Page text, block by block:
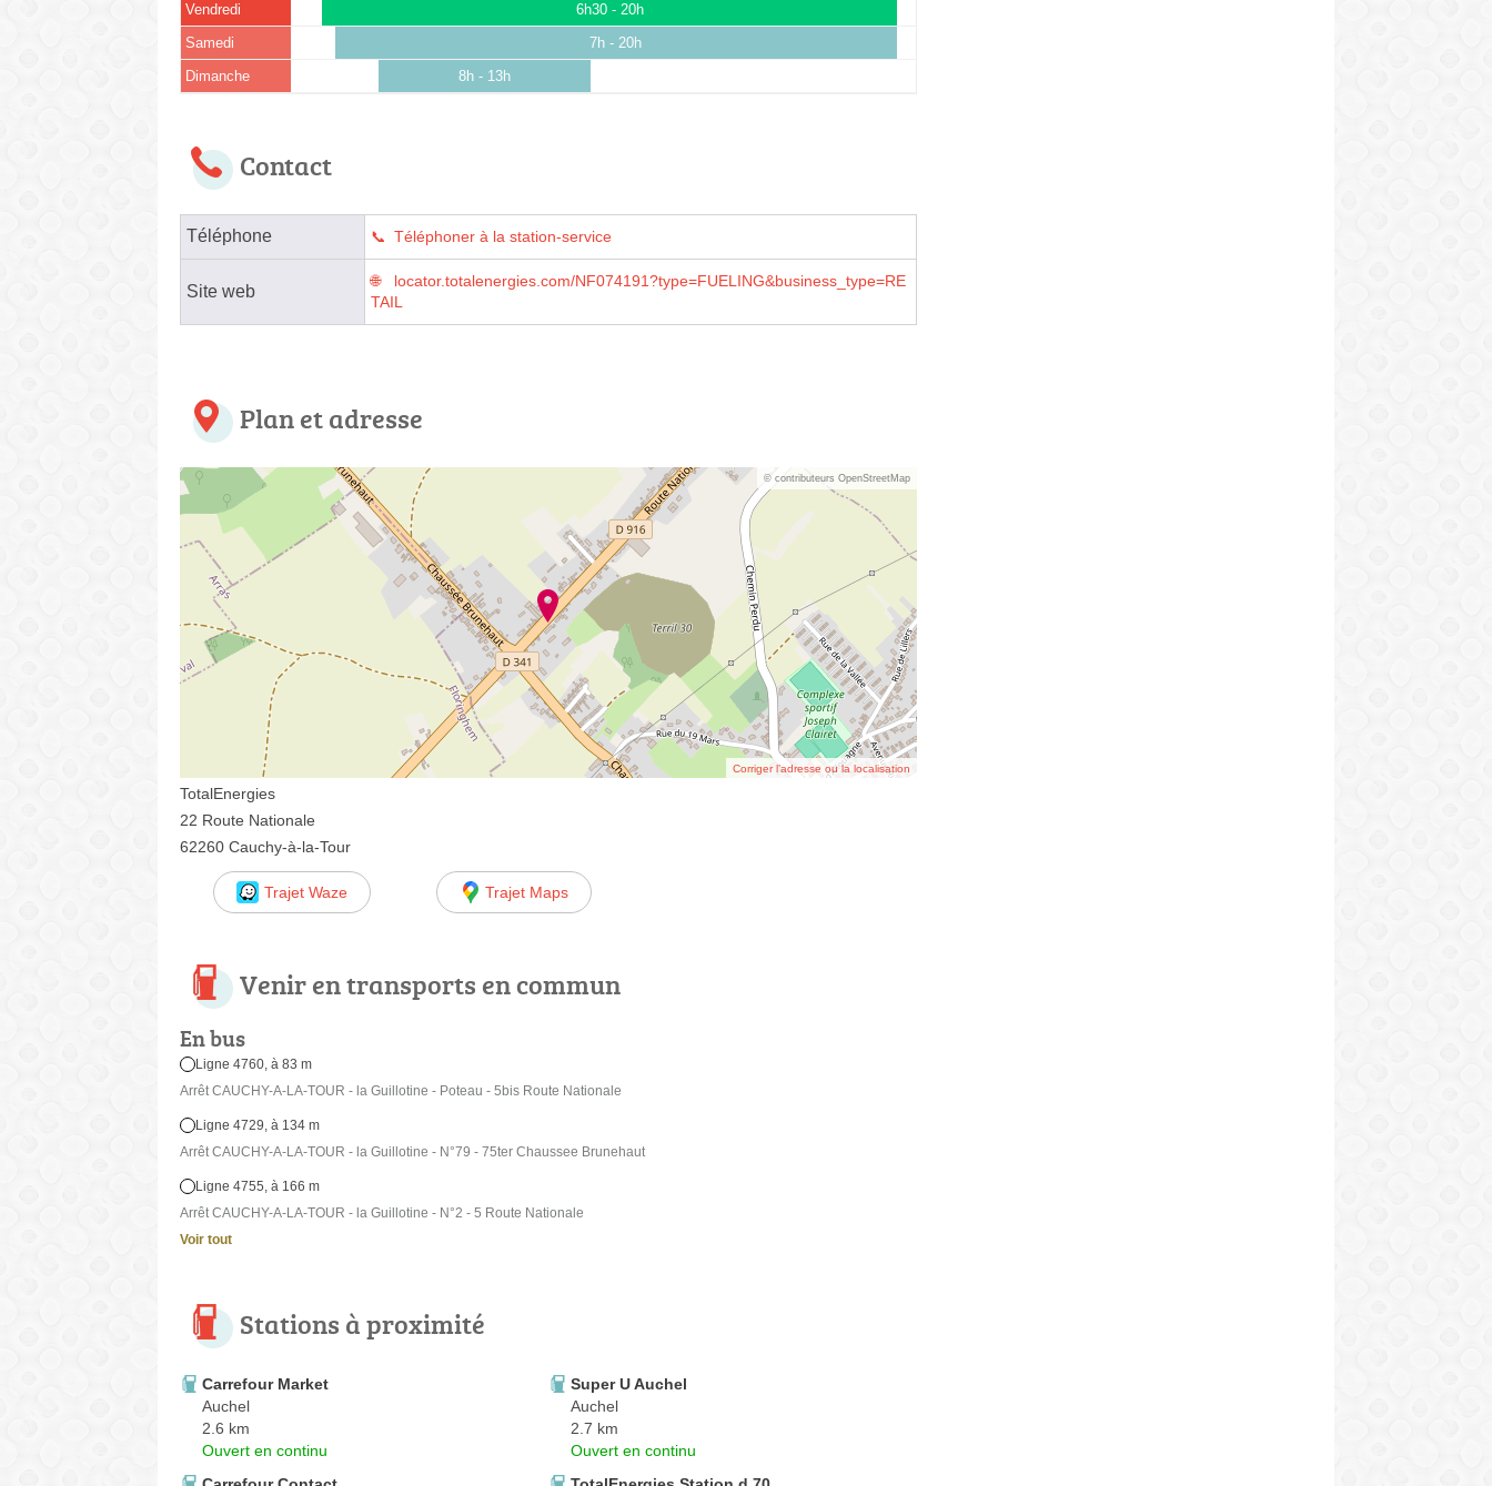
Vendredi 6h30 - 20h
Samedi 7h - 20h
Dimanche 8h - 13h
Contact
Téléphone Téléphoner à la station-service
Site web
locator.totalenergies.com/NF074191?type=FUELING&business_type=RE
TAIL
Plan et adresse
© contributeurs OpenStreetMap
Corriger l’adresse ou la localisation
TotalEnergies
22 Route Nationale
62260 Cauchy-à-la-Tour
Trajet Waze Trajet Maps
Venir en transports en commun
En bus
Ligne 4760, à 83 m
Arrêt CAUCHY-A-LA-TOUR - la Guillotine - Poteau - 5bis Route Nationale
Ligne 4729, à 134 m
Arrêt CAUCHY-A-LA-TOUR - la Guillotine - N°79 - 75ter Chaussee Brunehaut
Ligne 4755, à 166 m
Arrêt CAUCHY-A-LA-TOUR - la Guillotine - N°2 - 5 Route Nationale
Voir tout
Stations à proximité
Carrefour Market
Auchel
2.6 km
Ouvert en continu
Super U Auchel
Auchel
2.7 km
Ouvert en continu